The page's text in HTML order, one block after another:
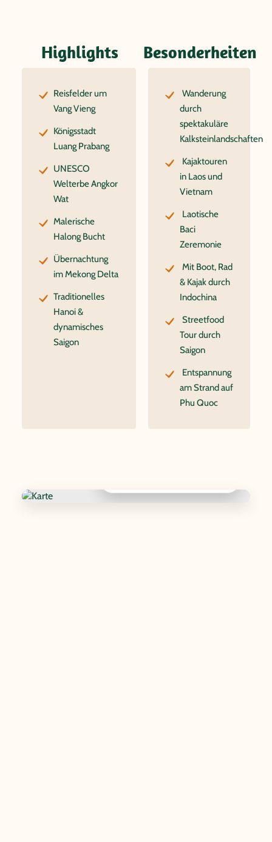
Highlights
Reisfelder um
Vang Vieng
Königsstadt
Luang Prabang
UNESCO
Welterbe Angkor
Wat
Malerische
Halong Bucht
Übernachtung
im Mekong Delta
Traditionelles
Hanoi &
dynamisches
Saigon
Besonderheiten
Wanderung
durch
spektakuläre
Kalksteinlandschaften
Kajaktouren
in Laos und
Vietnam
Laotische
Baci
Zeremonie
Mit Boot, Rad
& Kajak durch
Indochina
Streetfood
Tour durch
Saigon
Entspannung
am Strand auf
Phu Quoc